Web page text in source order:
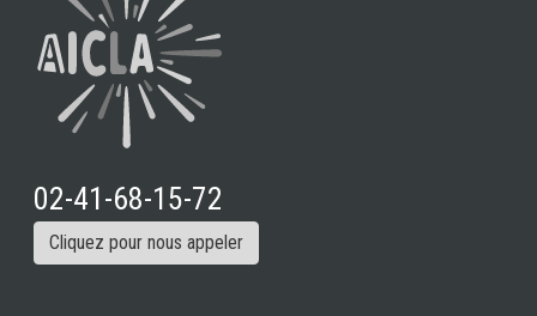
02-41-68-15-72
Cliquez pour nous appeler